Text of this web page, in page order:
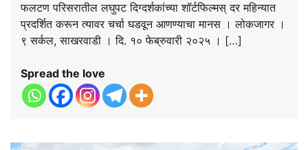
फलटण परिसरातील लघुपट दिग्दर्शकांच्या शॉर्टफिल्मस् दर महिन्यात
प्रदर्शित करून त्यावर चर्चा घडवून आणण्याचा मानस । लोकजागर ।
९ सर्कल, साखरवाडी । दि. १० फेब्रुवारी २०२५ । […]
Spread the love